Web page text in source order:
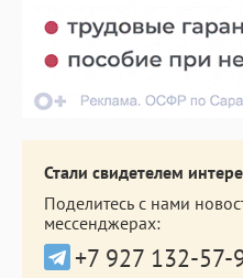
Стали свидетелем
Поделитесь с нами
мессенджерах:
+7 927 132-57-